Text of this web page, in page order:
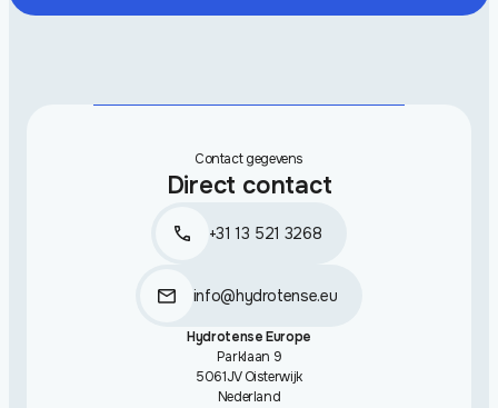
Contact gegevens
Direct contact
+31 13 521 3268
info@hydrotense.eu
Hydrotense Europe
Parklaan 9
5061JV Oisterwijk
Nederland